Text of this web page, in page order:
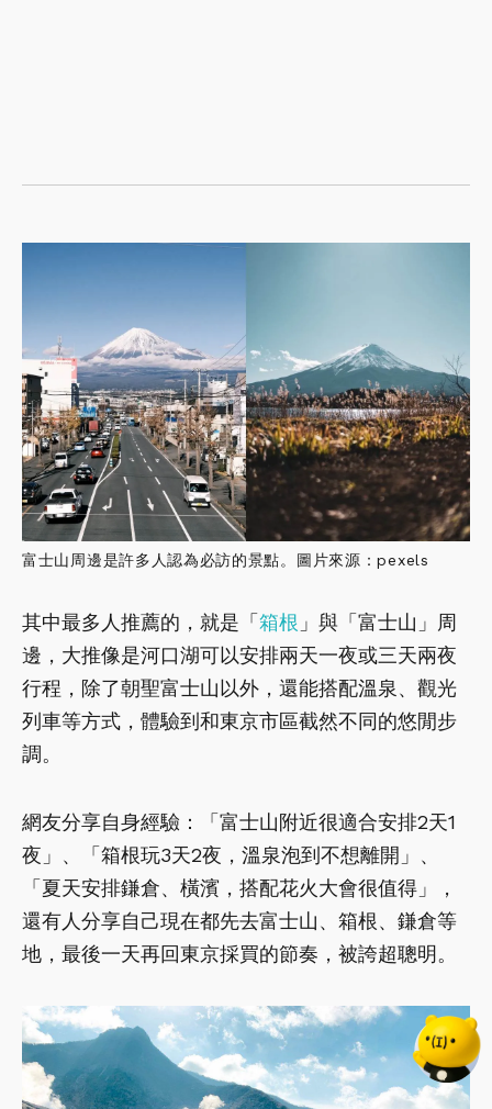
富士山周邊是許多人認為必訪的景點。圖片來源：pexels
其中最多人推薦的，就是「箱根 」與「富士山」周
邊，大推像是河口湖可以安排兩天一夜或三天兩夜
行程，除了朝聖富士山以外，還能搭配溫泉、觀光
列車等方式，體驗到和東京市區截然不同的悠閒步
調。
網友分享自身經驗：「富士山附近很適合安排2天1
夜」、「箱根玩3天2夜，溫泉泡到不想離開」、
「夏天安排鎌倉、橫濱，搭配花火大會很值得」，
還有人分享自己現在都先去富士山、箱根、鎌倉等
地，最後一天再回東京採買的節奏，被誇超聰明。